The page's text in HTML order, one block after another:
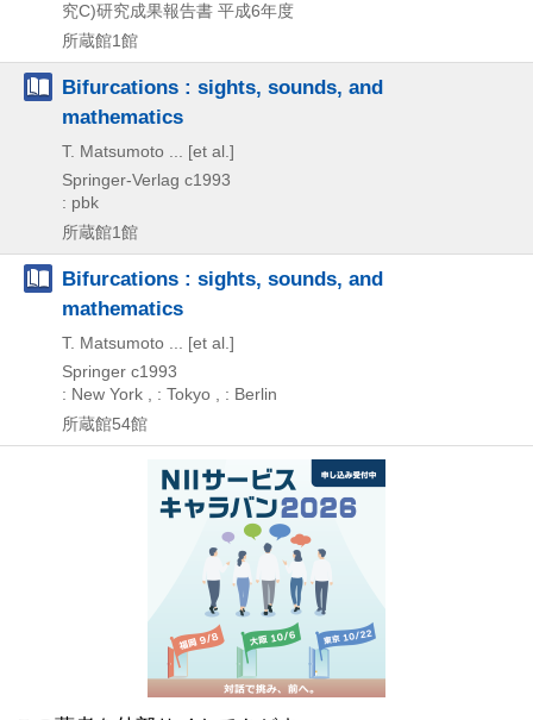
究C)研究成果報告書 平成6年度
所蔵館1館
Bifurcations : sights, sounds, and
mathematics
T. Matsumoto ... [et al.]
Springer-Verlag c1993
: pbk
所蔵館1館
Bifurcations : sights, sounds, and
mathematics
T. Matsumoto ... [et al.]
Springer c1993
: New York , : Tokyo , : Berlin
所蔵館54館